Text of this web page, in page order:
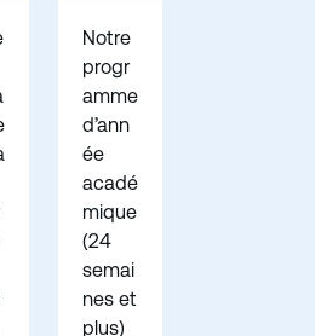
Notre
progr
amme
d’ann
ée
acadé
mique
(24
semai
nes et
plus)